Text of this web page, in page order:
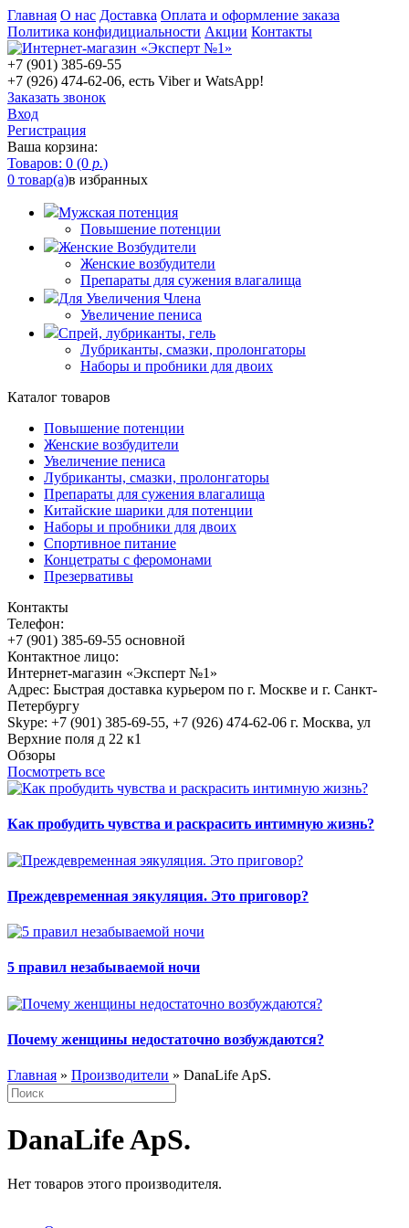
Главная О нас Доставка Оплата и оформление заказа
Политика конфидициальности Акции Контакты
+7 (901) 385-69-55
+7 (926) 474-62-06, есть Viber и WatsApp!
Заказать звонок
Вход
Регистрация
Ваша корзина:
Товаров: 0 (0 р.)
0 товар(а)в избранных
Мужская потенция
Повышение потенции
Женские Возбудители
Женские возбудители
Препараты для сужения влагалища
Для Увеличения Члена
Увеличение пениса
Спрей, лубриканты, гель
Лубриканты, смазки, пролонгаторы
Наборы и пробники для двоих
Каталог товаров
Повышение потенции
Женские возбудители
Увеличение пениса
Лубриканты, смазки, пролонгаторы
Препараты для сужения влагалища
Китайские шарики для потенции
Наборы и пробники для двоих
Спортивное питание
Концетраты с феромонами
Презервативы
Контакты
Телефон:
+7 (901) 385-69-55 основной
Контактное лицо:
Интернет-магазин «Эксперт №1»
Адрес: Быстрая доставка курьером по г. Москве и г. Санкт-
Петербургу
Skype: +7 (901) 385-69-55, +7 (926) 474-62-06 г. Москва, ул
Верхние поля д 22 к1
Обзоры
Посмотреть все
Как пробудить чувства и раскрасить интимную жизнь?
Преждевременная эякуляция. Это приговор?
5 правил незабываемой ночи
Почему женщины недостаточно возбуждаются?
Главная » Производители » DanaLife ApS.
DanaLife ApS.
Нет товаров этого производителя.